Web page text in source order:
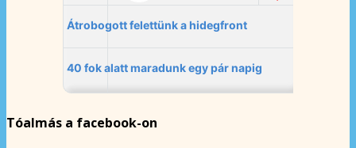
Tóalmás a facebook-on